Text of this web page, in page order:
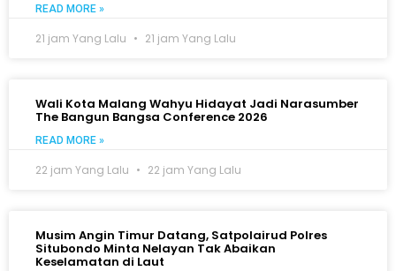
READ MORE »
21 jam Yang Lalu 21 jam Yang Lalu
Wali Kota Malang Wahyu Hidayat Jadi Narasumber
The Bangun Bangsa Conference 2026
READ MORE »
22 jam Yang Lalu 22 jam Yang Lalu
Musim Angin Timur Datang, Satpolairud Polres
Situbondo Minta Nelayan Tak Abaikan
Keselamatan di Laut